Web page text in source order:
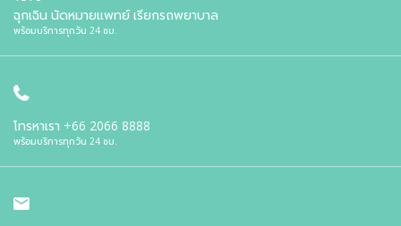
ฉุกเฉิน นัดหมายแพทย์ เรียกรถพยาบาล
พร้อมบริการทุกวัน 24 ชม.
โทรหาเรา +66 2066 8888
พร้อมบริการทุกวัน 24 ชม.